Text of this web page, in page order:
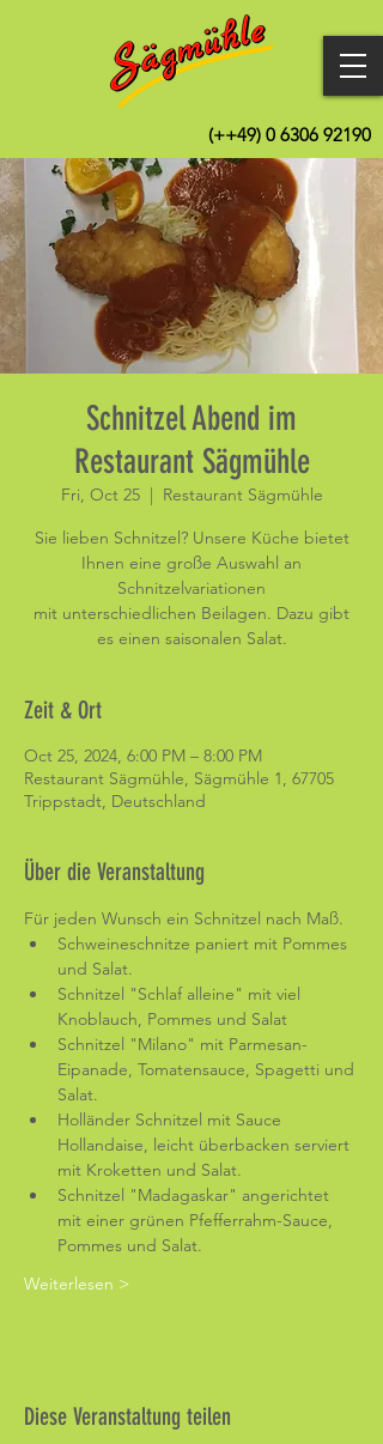
(++49) 0 6306 92190
Schnitzel Abend im
Restaurant Sägmühle
Fri, Oct 25
  |
Restaurant Sägmühle
Sie lieben Schnitzel? Unsere Küche bietet
Ihnen eine große Auswahl an
Schnitzelvariationen
mit unterschiedlichen Beilagen. Dazu gibt
es einen saisonalen Salat.
Zeit & Ort
Oct 25, 2024, 6:00 PM – 8:00 PM
Restaurant Sägmühle, Sägmühle 1, 67705
Trippstadt, Deutschland
Über die Veranstaltung
Für jeden Wunsch ein Schnitzel nach Maß.
Schweineschnitze paniert mit Pommes
und Salat.
Schnitzel "Schlaf alleine" mit viel
Knoblauch, Pommes und Salat
Schnitzel "Milano" mit Parmesan-
Eipanade, Tomatensauce, Spagetti und
Salat.
Holländer Schnitzel mit Sauce
Hollandaise, leicht überbacken serviert
mit Kroketten und Salat.
Schnitzel "Madagaskar" angerichtet
mit einer grünen Pfefferrahm-Sauce,
Pommes und Salat.
Weiterlesen >
Diese Veranstaltung teilen